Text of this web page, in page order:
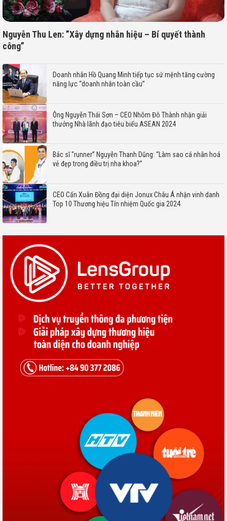
Nguyễn Thu Len: ”Xây dựng nhân hiệu – Bí quyết thành
công”
Doanh nhân Hồ Quang Minh tiếp tục sứ mệnh tăng cường
năng lực “doanh nhân toàn cầu”
Ông Nguyễn Thái Sơn – CEO Nhôm Đô Thành nhận giải
thưởng Nhà lãnh đạo tiêu biểu ASEAN 2024
Bác sĩ “runner” Nguyễn Thanh Dũng: “Làm sao cá nhân hoá
vẻ đẹp trong điều trị nha khoa?”
CEO Cấn Xuân Đồng đại diện Jonux Châu Á nhận vinh danh
Top 10 Thương hiệu Tín nhiệm Quốc gia 2024